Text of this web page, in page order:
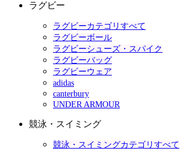
ラグビー
ラグビーカテゴリすべて
ラグビーボール
ラグビーシューズ・スパイク
ラグビーバッグ
ラグビーウェア
adidas
canterbury
UNDER ARMOUR
競泳・スイミング
競泳・スイミングカテゴリすべて